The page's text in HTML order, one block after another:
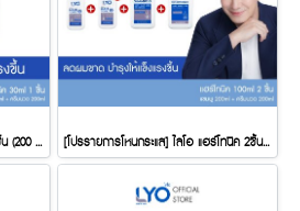
แฮร์โทนิค 1 ชิ้น (30 มล.) + แชมพู 1ชิ้น (200 มล.) + ครีมนวด 1ชิ้น (200 มล.) [โปรรายการโหนกระแส] ไลโอ แฮร์โทนิค 2ชิ้น (100 มล.) + แชมพู 1 ชิ้น (200 มล.) + ครีมนวดผม 1ชิ้น (200 มล.)